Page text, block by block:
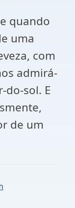
quando
uma
com
admirá-
do-sol. E
de um